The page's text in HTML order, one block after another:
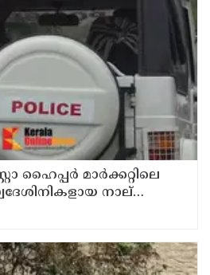
ഹൈപ്പർ മാർക്കറ്റിലെ
നാല്